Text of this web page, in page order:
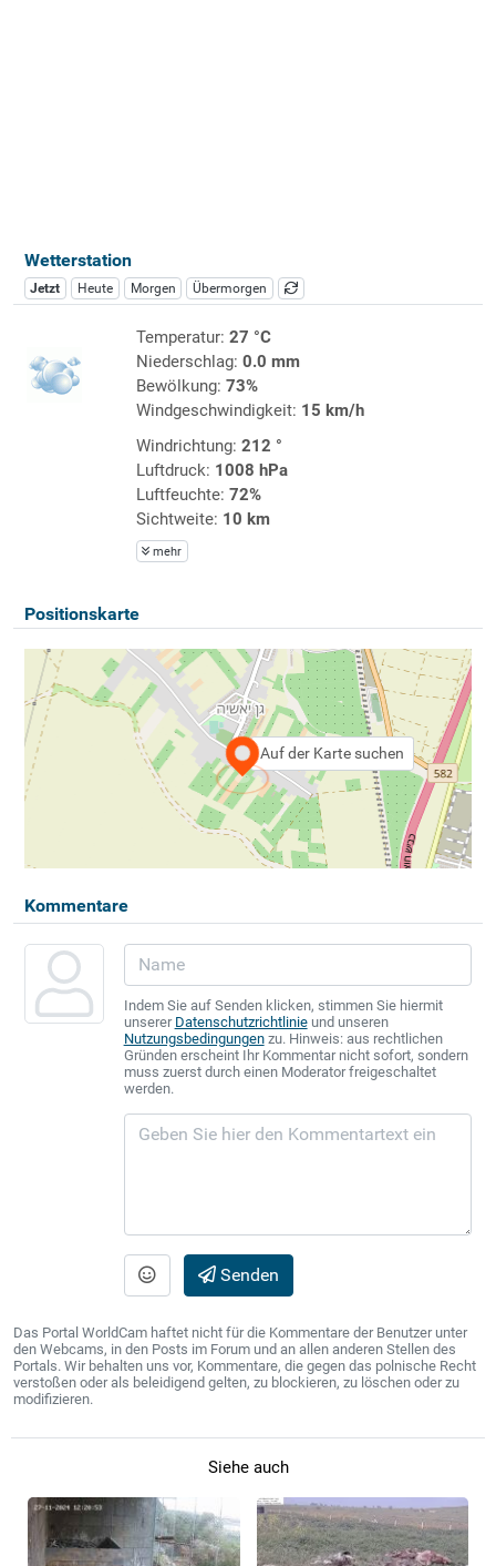
Wetterstation
Jetzt Heute Morgen Übermorgen
Temperatur: 27 °C
Niederschlag: 0.0 mm
Bewölkung: 73%
Windgeschwindigkeit: 15 km/h
Windrichtung: 212 °
Luftdruck: 1008 hPa
Luftfeuchte: 72%
Sichtweite: 10 km
mehr
Positionskarte
Auf der Karte suchen
Kommentare
Indem Sie auf Senden klicken, stimmen Sie hiermit
unserer Datenschutzrichtlinieund unseren
Nutzungsbedingungenzu. Hinweis: aus rechtlichen
Gründen erscheint Ihr Kommentar nicht sofort, sondern
muss zuerst durch einen Moderator freigeschaltet
werden.
Senden
Das Portal WorldCam haftet nicht für die Kommentare der Benutzer unter
den Webcams, in den Posts im Forum und an allen anderen Stellen des
Portals. Wir behalten uns vor, Kommentare, die gegen das polnische Recht
verstoßen oder als beleidigend gelten, zu blockieren, zu löschen oder zu
modifizieren.
Siehe auch